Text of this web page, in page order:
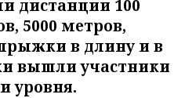
дистанции 100
5000 метров,
в длину и в
вышли участники
уровня.